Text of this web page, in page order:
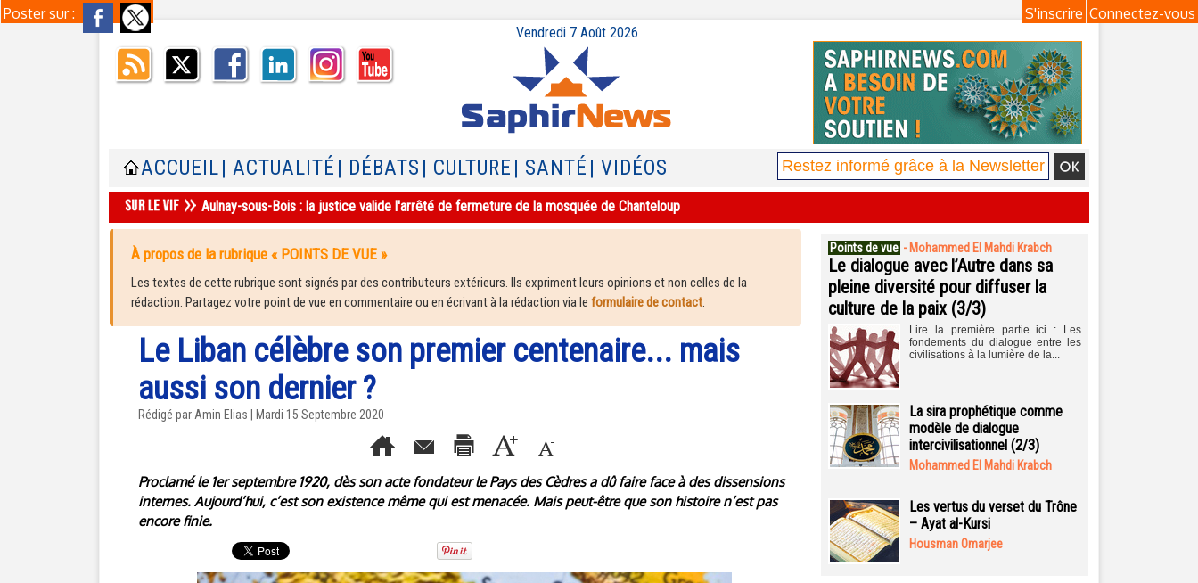
Poster sur : Connectez-vous
S'inscrire
Vendredi 7 Août 2026
ACCUEIL | ACTUALITÉ | DÉBATS | CULTURE | SANTÉ | VIDÉOS
Aulnay-sous-Bois : la justice valide l'arrêté de fermeture de la mosquée de Chanteloup
À propos de la rubrique « POINTS DE VUE »
Les textes de cette rubrique sont signés par des contributeurs extérieurs. Ils expriment leurs opinions et non celles de la
rédaction. Partagez votre point de vue en commentaire ou en écrivant à la rédaction via le formulaire de contact.
Le Liban célèbre son premier centenaire... mais
aussi son dernier ?
Rédigé par Amin Elias | Mardi 15 Septembre 2020
Proclamé le 1er septembre 1920, dès son acte fondateur le Pays des Cèdres a dû faire face à des dissensions
internes. Aujourd’hui, c’est son existence même qui est menacée. Mais peut-être que son histoire n’est pas
encore finie.
Points de vue - Mohammed El Mahdi Krabch
Le dialogue avec l’Autre dans sa
pleine diversité pour diffuser la
culture de la paix (3/3)
Lire la première partie ici : Les
fondements du dialogue entre les
civilisations à la lumière de la...
La sira prophétique comme
modèle de dialogue
intercivilisationnel (2/3)
Mohammed El Mahdi Krabch
Les vertus du verset du Trône
– Ayat al-Kursi
Housman Omarjee